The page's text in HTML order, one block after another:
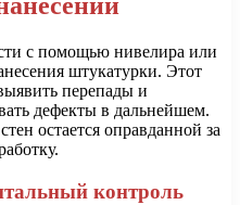
с помощью нивелира или
штукатурки. Этот
перепады и
дефекты в дальнейшем.
остается оправданной за
контроль